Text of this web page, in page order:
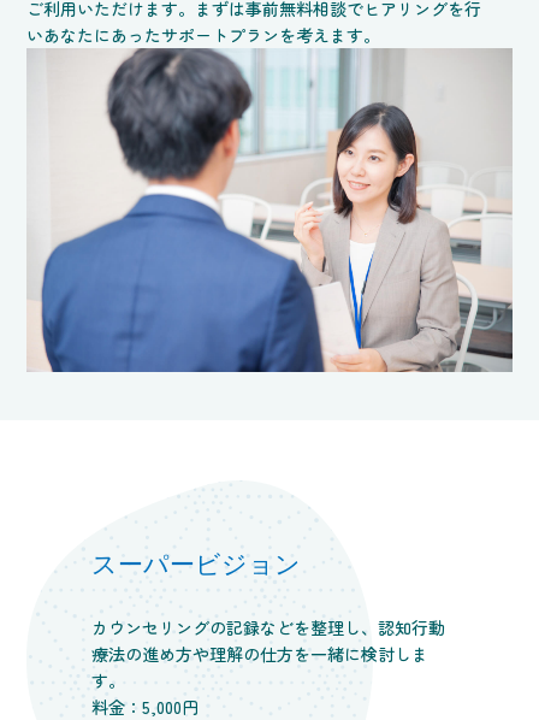
ご利用いただけます。まずは事前無料相談でヒアリングを行
いあなたにあったサポートプランを考えます。
スーパービジョン
カウンセリングの記録などを整理し、認知行動
療法の進め方や理解の仕方を一緒に検討しま
す。
料金：5,000円